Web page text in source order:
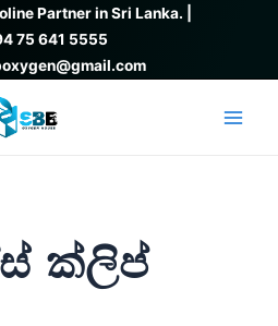
Partner in Sri Lanka. |
75 641 5555
ක්ලිප්